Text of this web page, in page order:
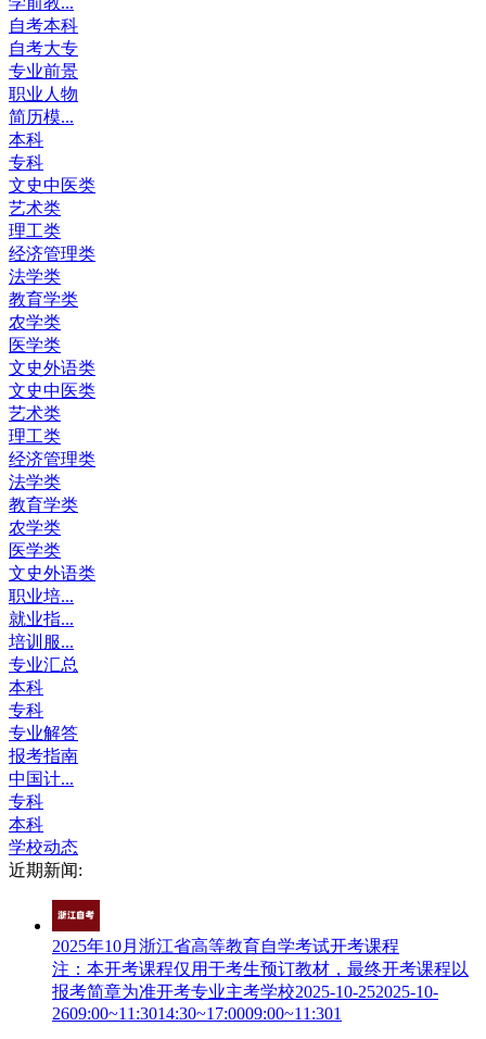
自考本科
自考大专
专业前景
职业人物
简历模...
本科
专科
文史中医类
艺术类
理工类
经济管理类
法学类
教育学类
农学类
医学类
文史外语类
文史中医类
艺术类
理工类
经济管理类
法学类
教育学类
农学类
医学类
文史外语类
职业培...
就业指...
培训服...
专业汇总
本科
专科
专业解答
报考指南
中国计...
专科
本科
学校动态
近期新闻:
2025年10月浙江省高等教育自学考试开考课程
注：本开考课程仅用于考生预订教材，最终开考课程以
报考简章为准开考专业主考学校2025-10-252025-10-
2609:00~11:3014:30~17:0009:00~11:301